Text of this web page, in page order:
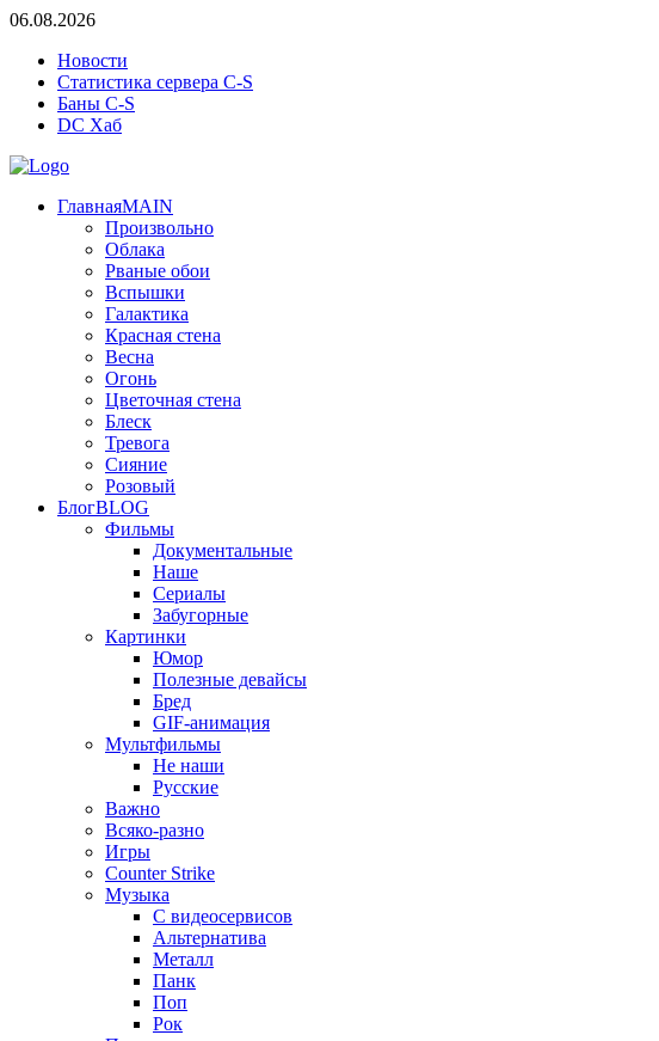
06.08.2026
Новости
Статистика сервера C-S
Баны C-S
DC Хаб
ГлавнаяMAIN
Произвольно
Облака
Рваные обои
Вспышки
Галактика
Красная стена
Весна
Огонь
Цветочная стена
Блеск
Тревога
Сияние
Розовый
БлогBLOG
Фильмы
Документальные
Наше
Сериалы
Забугорные
Картинки
Юмор
Полезные девайсы
Бред
GIF-анимация
Мультфильмы
Не наши
Русские
Важно
Всяко-разно
Игры
Counter Strike
Музыка
С видеосервисов
Альтернатива
Металл
Панк
Поп
Рок